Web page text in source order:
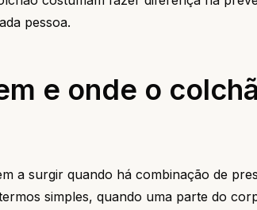
pessoa.
e onde o
a surgir quando há combinação de
simples, quando uma parte do